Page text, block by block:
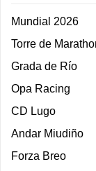
Mundial 2026
Torre de
Grada de Río
Opa Racing
CD Lugo
Andar Miudiño
Forza Breo